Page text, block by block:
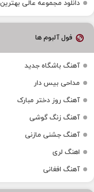
دانلود مجموعه عالی
فول آلبوم ها
آهنگ باشگاه جدید
مداحی بیس دار
آهنگ روز دختر مبارک
آهنگ زنگ گوشی
آهنگ جشنی مازنی
اهنگ لری
آهنگ افغانی